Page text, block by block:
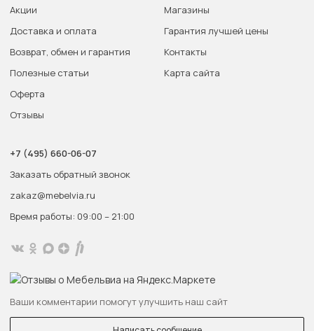
Акции
Доставка и оплата
Возврат, обмен и гарантия
Полезные статьи
Оферта
Отзывы
Магазины
Гарантия лучшей цены
Контакты
Карта сайта
+7 (495) 660-06-07
Заказать обратный звонок
zakaz@mebelvia.ru
Время работы: 09:00 – 21:00
Ваши комментарии помогут улучшить наш сайт